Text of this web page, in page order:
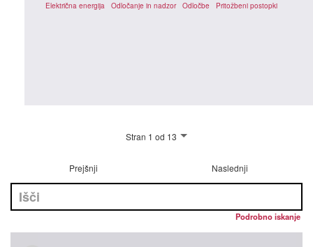
Električna energija Odločanje in nadzor Odločbe Pritožbeni postopki
Stran 1 od 13
Prejšnji Naslednji
Podrobno iskanje